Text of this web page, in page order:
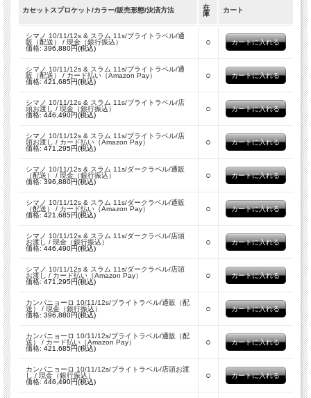
カセットスプロケット/カラー/販売形態/決済方法
在
庫
カート
シマノ 10/11/12s & スラム 11s/ブライトラベル/通
販（配送） / 現金（銀行振込）
価格:396,880円(税込)
○
シマノ 10/11/12s & スラム 11s/ブライトラベル/通
販（配送） / カード払い（Amazon Pay）
価格:421,685円(税込)
○
シマノ 10/11/12s & スラム 11s/ブライトラベル/店
頭お渡し / 現金（銀行振込）
価格: 446,490円(税込)
○
シマノ 10/11/12s & スラム 11s/ブライトラベル/店
頭お渡し / カード払い（Amazon Pay）
価格: 471,295円(税込)
○
シマノ 10/11/12s & スラム 11s/ダークラベル/通販
（配送） / 現金（銀行振込）
価格: 396,880円(税込)
○
シマノ 10/11/12s & スラム 11s/ダークラベル/通販
（配送） / カード払い（Amazon Pay）
価格: 421,685円(税込)
○
シマノ 10/11/12s & スラム 11s/ダークラベル/店頭
お渡し / 現金（銀行振込）
価格:446,490円(税込)
○
シマノ 10/11/12s & スラム 11s/ダークラベル/店頭
お渡し / カード払い（Amazon Pay）
価格:471,295円(税込)
○
カンパニョーロ 10/11/12s/ブライトラベル/通販（配
送） / 現金（銀行振込）
価格: 396,880円(税込)
○
カンパニョーロ 10/11/12s/ブライトラベル/通販（配
送） / カード払い（Amazon Pay）
価格: 421,685円(税込)
○
カンパニョーロ 10/11/12s/ブライトラベル/店頭お渡
し / 現金（銀行振込）
価格: 446,490円(税込)
○